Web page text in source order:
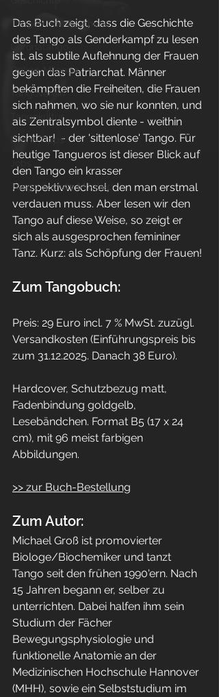
Tangomode & Schuhe
Coronatango
Online-Milonga
Tangoverein
Tangokultur
Event-Tipps
Tango Society Mitglied
Das Buch zeigt, dass die Geschichte
des Tango als Genderkampf zu lesen
ist, als subtile Auflehnung der Frauen
gegen das Patriarchat. Männer
bekämpften die Freiheiten, die Frauen
sich nahmen, wo sie nur konnten, und
als Zentralsymbol diente - weithin
sichtbar!  - der 'sittenlose' Tango. Für
heutige Tangueros ist dieser Blick auf
den Tango ein krasser
Perspektivwechsel, den man erstmal
verdauen muss. Aber lesen wir den
Tango auf diese Weise, so zeigt er
sich als ausgesprochen femininer
Tanz. Kurz: als Schöpfung der Frauen!
Zum Tangobuch:
Preis: 29 Euro incl. 7 % MwSt. zuzügl.
Versandkosten (Einführungspreis bis
zum 31.12.2025. Danach 38 Euro).
Hardcover, Schutzbezug matt,
Fadenbindung goldgelb,
Lesebändchen. Format B5 (17 x 24
cm), mit 96 meist farbigen
Abbildungen.
>> zur Buch-Bestellung
Zum Autor:
Michael Groß ist promovierter
Biologe/Biochemiker und tanzt
Tango seit den frühen 1990'ern. Nach
15 Jahren begann er, selber zu
unterrichten. Dabei halfen ihm sein
Studium der Fächer
Bewegungsphysiologie und
funktionelle Anatomie an der
Medizinischen Hochschule Hannover
(MHH), sowie ein Selbststudium im